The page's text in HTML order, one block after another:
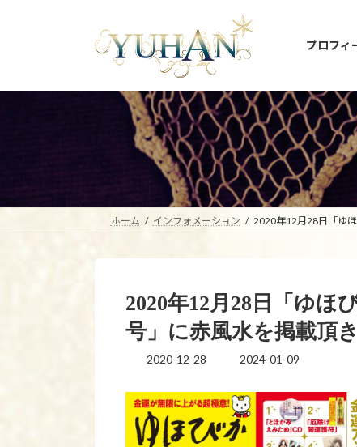
ツ
シ
プロフィ
ホーム インフォメーション 2020年12月28日「ゆ
2020年12月28日「ゆほ
号」に赤風水を掲載頂
2020-12-28
最
更
新
日
2024-01-09